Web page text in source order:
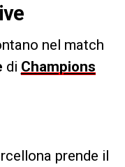
nel match
di Champions
prende il